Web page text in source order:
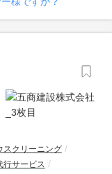
スクリーニング
行サービス